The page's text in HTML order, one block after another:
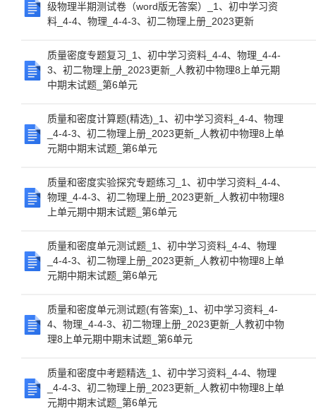
级物理半期测试卷（word版无答案）_1、初中学习资
料_4-4、物理_4-4-3、初二物理上册_2023更新
质量密度专题复习_1、初中学习资料_4-4、物理_4-4-
3、初二物理上册_2023更新_人教初中物理8上单元期
中期末试题_第6单元
质量和密度计算题(精选)_1、初中学习资料_4-4、物理
_4-4-3、初二物理上册_2023更新_人教初中物理8上单
元期中期末试题_第6单元
质量和密度实验探究专题练习_1、初中学习资料_4-4、
物理_4-4-3、初二物理上册_2023更新_人教初中物理8
上单元期中期末试题_第6单元
质量和密度单元测试题_1、初中学习资料_4-4、物理
_4-4-3、初二物理上册_2023更新_人教初中物理8上单
元期中期末试题_第6单元
质量和密度单元测试题(有答案)_1、初中学习资料_4-
4、物理_4-4-3、初二物理上册_2023更新_人教初中物
理8上单元期中期末试题_第6单元
质量和密度中考题精选_1、初中学习资料_4-4、物理
_4-4-3、初二物理上册_2023更新_人教初中物理8上单
元期中期末试题_第6单元